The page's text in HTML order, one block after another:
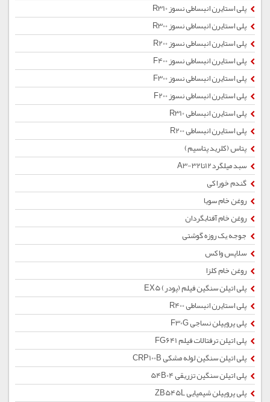
پلی استایرن انبساطی نسوز R310
پلی استایرن انبساطی نسوز R300
پلی استایرن انبساطی نسوز R200
پلی استایرن انبساطی نسوز F400
پلی استایرن انبساطی نسوز F300
پلی استایرن انبساطی نسوز F200
پلی استایرن انبساطی R310
پلی استایرن انبساطی R200
پتاس (کلرید پتاسیم)
سبد میلگرد12تا32-A3
گندم خوراکی
روغن خام سویا
روغن خام آفتابگردان
جوجه یک روزه گوشتی
سلاپس واکس
روغن خام کلزا
پلی اتیلن سنگین فیلم (پودر) EX5
پلی استایرن انبساطی R400
پلی پروپیلن نساجی F30G
پلی اتیلن ترفتالات فیلم FG641
پلی اتیلن سنگین لوله مشکی CRP100B
پلی اتیلن سنگین تزریقی 54B04
پلی پروپیلن شیمیایی ZB545L